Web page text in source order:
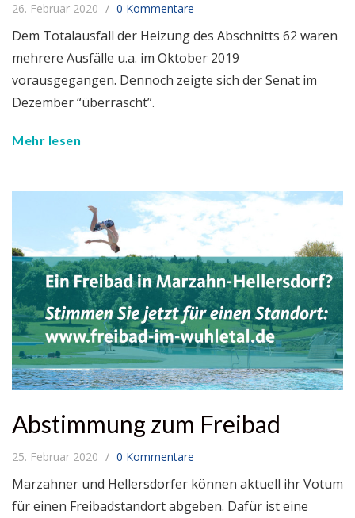
26. Februar 2020 0 Kommentare
Dem Totalausfall der Heizung des Abschnitts 62 waren
mehrere Ausfälle u.a. im Oktober 2019
vorausgegangen. Dennoch zeigte sich der Senat im
Dezember “überrascht”.
Mehr lesen
Abstimmung zum Freibad
25. Februar 2020 0 Kommentare
Marzahner und Hellersdorfer können aktuell ihr Votum
für einen Freibadstandort abgeben. Dafür ist eine